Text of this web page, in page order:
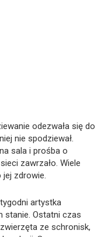
odezwała się do
nie spodziewał.
sala i prośba o
zawrzało. Wiele
jej zdrowie.
artystka
stanie. Ostatni czas
ze schronisk,